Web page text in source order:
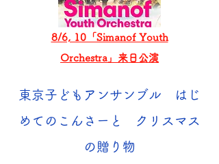
8/6, 10「Simanof Youth
Orchestra」来日公演
​東京子どもアンサンブル はじ
めてのこんさーと クリスマス
の贈り物